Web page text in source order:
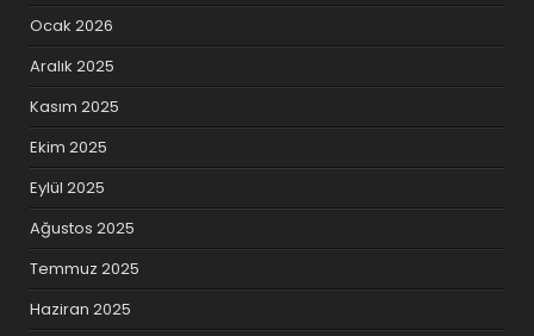
Ocak 2026
Aralık 2025
Kasım 2025
Ekim 2025
Eylül 2025
Ağustos 2025
Temmuz 2025
Haziran 2025